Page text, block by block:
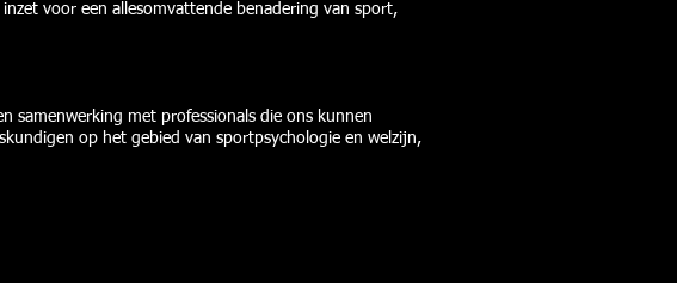
voor een allesomvattende benadering van sport,
samenwerking met professionals die ons kunnen
op het gebied van sportpsychologie en welzijn,